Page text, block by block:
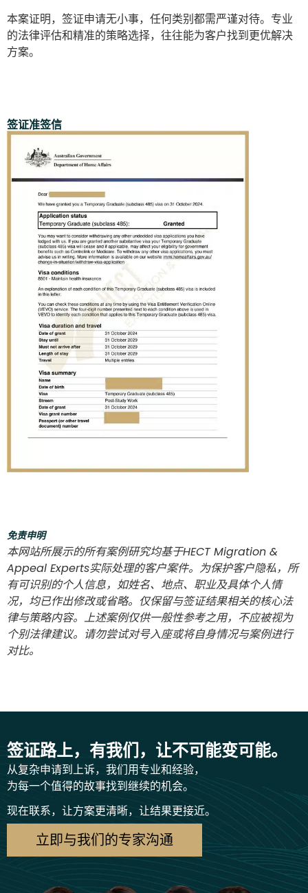
本案证明，签证申请无小事，任何类别都需严谨对待。专业
的法律评估和精准的策略选择，往往能为客户找到更优解决
方案。
签证准签信
免责申明
本网站所展示的所有案例研究均基于HECT Migration &
Appeal Experts实际处理的客户案件。为保护客户隐私，所
有可识别的个人信息，如姓名、地点、职业及具体个人情
况，均已作出修改或省略。仅保留与签证结果相关的核心法
律与策略内容。上述案例仅供一般性参考之用，不应被视为
个别法律建议。请勿尝试对号入座或将自身情况与案例进行
对比。
签证路上，有我们，让不可能变可能。
从复杂申请到上诉，我们用专业和经验，
为每一个值得的故事找到继续的机会。
现在联系，让方案更清晰，让结果更接近。
立即与我们的专家沟通